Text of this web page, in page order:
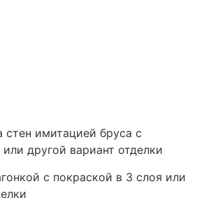
стен имитацией бруса с
другой вариант отделки
с покраской в 3 слоя или